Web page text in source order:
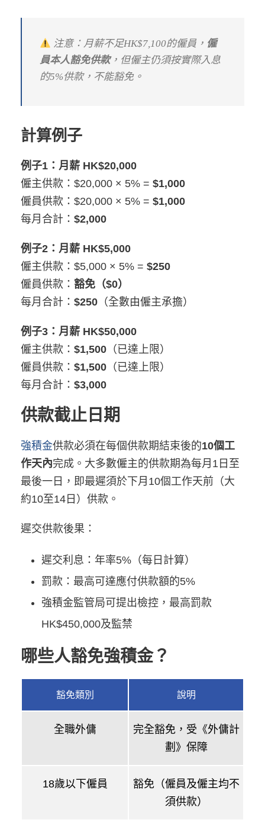
注意：月薪不足HK$7,100的僱員， 僱
員本人豁免供款，但僱主仍須按實際入息
的5%供款，不能豁免。
計算例子
例子1：月薪 HK$20,000
僱主供款：$20,000 × 5% = $1,000
僱員供款：$20,000 × 5% = $1,000
每月合計： $2,000
例子2：月薪 HK$5,000
僱主供款：$5,000 × 5% = $250
僱員供款： 豁免（$0）
每月合計： $250 （全數由僱主承擔）
例子3：月薪 HK$50,000
僱主供款： $1,500 （已達上限）
僱員供款： $1,500 （已達上限）
每月合計： $3,000
供款截止日期
強積金供款必須在每個供款期結束後的10個工
作天內完成。大多數僱主的供款期為每月1日至
最後一日，即最遲須於下月10個工作天前（大
約10至14日）供款。
遲交供款後果：
遲交利息：年率5%（每日計算）
罰款：最高可達應付供款額的5%
強積金監管局可提出檢控，最高罰款
HK$450,000及監禁
哪些人豁免強積金？
豁免類別 說明
全職外傭
完全豁免，受《外傭計
劃》保障
18歲以下僱員
豁免（僱員及僱主均不
須供款）